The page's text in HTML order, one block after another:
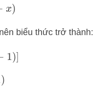
nên biểu thức trở thành: